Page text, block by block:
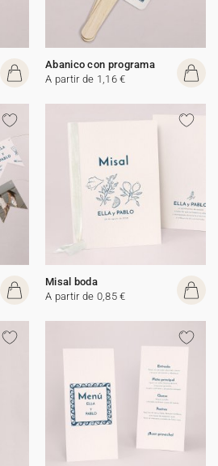
Abanico con programa
A partir de 1,16 €
Misal boda
A partir de 0,85 €